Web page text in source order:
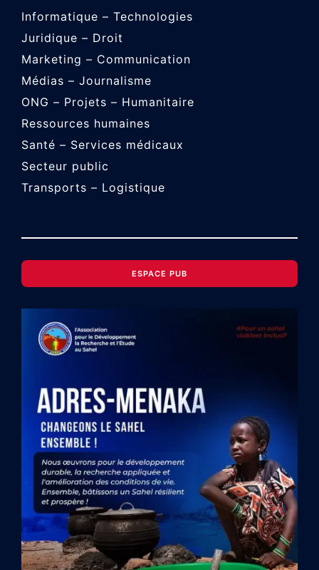
Informatique – Technologies
Juridique – Droit
Marketing – Communication
Médias – Journalisme
ONG – Projets – Humanitaire
Ressources humaines
Santé – Services médicaux
Secteur public
Transports – Logistique
ESPACE PUB